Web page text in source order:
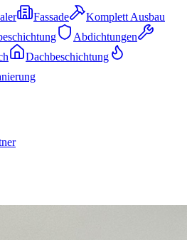
Fassade
Komplett Ausbau
Abdichtungen
Dachbeschichtung